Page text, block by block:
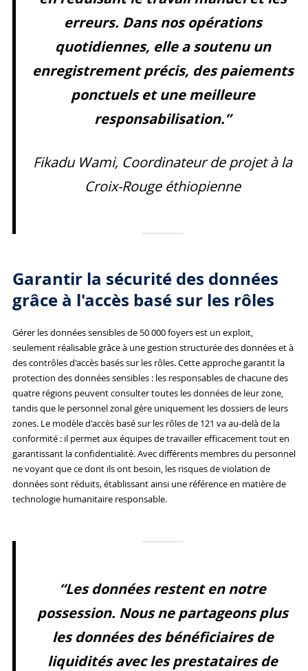
erreurs. Dans nos opérations
quotidiennes, elle a soutenu un
enregistrement précis, des paiements
ponctuels et une meilleure
responsabilisation.”
Fikadu Wami, Coordinateur de projet à la
Croix-Rouge éthiopienne
Garantir la sécurité des données
grâce à l'accès basé sur les rôles
Gérer les données sensibles de 50 000 foyers est un exploit,
seulement réalisable grâce à une gestion structurée des données et à
des contrôles d'accès basés sur les rôles. Cette approche garantit la
protection des données sensibles : les responsables de chacune des
quatre régions peuvent consulter toutes les données de leur zone,
tandis que le personnel zonal gère uniquement les dossiers de leurs
zones. Le modèle d'accès basé sur les rôles de 121 va au-delà de la
conformité : il permet aux équipes de travailler efficacement tout en
garantissant la confidentialité. Avec différents membres du personnel
ne voyant que ce dont ils ont besoin, les risques de violation de
données sont réduits, établissant ainsi une référence en matière de
technologie humanitaire responsable.
“Les données restent en notre
possession. Nous ne partageons plus
les données des bénéficiaires de
liquidités avec les prestataires de